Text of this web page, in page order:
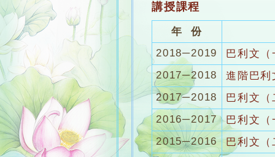
講授課程
年 份
2018─2019
巴利文
2017─2018
進階巴利
2017─2018
巴利文
2016─2017
巴利文
2015─2016
巴利文